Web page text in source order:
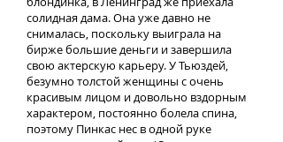
солидная дама. Она уже давно не
снималась, поскольку выиграла на
бирже большие деньги и завершила
свою актерскую карьеру. У Тьюздей,
безумно толстой женщины с очень
красивым лицом и довольно вздорным
характером, постоянно болела спина,
поэтому Пинкас нес в одной руке